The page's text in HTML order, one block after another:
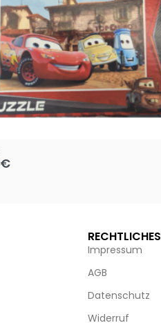
€
RECHTLICHES
Impressum
AGB
Datenschutz
Widerruf